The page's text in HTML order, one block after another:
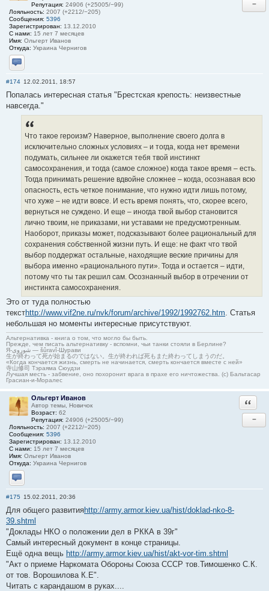
Репутация: 24906 (+25005/−99)
Лояльность: 2007 (+2212/−205)
Сообщения: 5396
Зарегистрирован: 13.12.2010
С нами: 15 лет 7 месяцев
Имя: Ольгерт Иванов
Откуда: Украина Чернигов
Отправить личное сообщение
−
#174 12.02.2011, 18:57
Попалась интересная статья "Брестская крепость: неизвестные
навсегда."
Что такое героизм? Наверное, выполнение своего долга в
исключительно сложных условиях – и тогда, когда нет времени
подумать, сильнее ли окажется тебя твой инстинкт
самосохранения, и тогда (самое сложное) когда такое время – есть.
Тогда принимать решение вдвойне сложнее – когда, осознавая всю
опасность, есть четкое понимание, что нужно идти лишь потому,
что хуже – не идти вовсе. И есть время понять, что, скорее всего,
вернуться не суждено. И еще – иногда твой выбор становится
лично твоим, не приказами, ни уставами не предусмотренным.
Наоборот, приказы может, подсказывают более рациональный для
сохранения собственной жизни путь. И еще: не факт что твой
выбор поддержат остальные, находящие веские причины для
выбора именно «рационального пути». Тогда и остается – идти,
потому что ты так решил сам. Осознанный выбор в отречении от
инстинкта самосохранения.
Это от туда полностью
текстhttp://www.vif2ne.ru/nvk/forum/archive/1992/1992762.htm . Статья
небольшая но моменты интересные присутствуют.
Альтернативка - книга о том, что могло бы быть.
Прежде, чем писать альтернативку - вспомни, чьи танки стояли в Берлине?
Я-شوروی — šûravî-Шурави
生が終わって死が始まるのではない。生が終われば死もまた終わってしまうのだ。
«Когда кончается жизнь, смерть не начинается, смерть кончается вместе с ней»
寺山修司 Тэраяма Сюудзи
Лучшая месть - забвение, оно похоронит врага в прахе его ничтожества. (с) Бальтасар
Грасиан-и-Моралес
Ольгерт Иванов
Автор темы, Новичок
Возраст: 62
Репутация: 24906 (+25005/−99)
Лояльность: 2007 (+2212/−205)
Сообщения: 5396
Зарегистрирован: 13.12.2010
С нами: 15 лет 7 месяцев
Имя: Ольгерт Иванов
Откуда: Украина Чернигов
Отправить личное сообщение
−
#175 15.02.2011, 20:36
Для общего развитияhttp://army.armor.kiev.ua/hist/doklad-nko-8-
39.shtml
"Доклады НКО о положении дел в РККА в 39г"
Самый интересный документ в конце страницы.
Ещё одна вещь http://army.armor.kiev.ua/hist/akt-vor-tim.shtml
"Акт о приеме Наркомата Обороны Союза СССР тов.Тимошенко С.К.
от тов. Ворошилова К.Е".
Читать с карандашом в руках....